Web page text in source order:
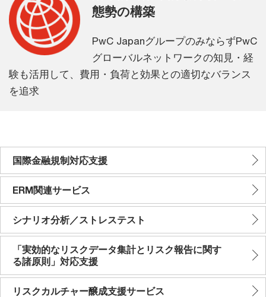
態勢の構築
PwC JapanグループのみならずPwC
グローバルネットワークの知見・経
験も活用して、費用・負荷と効果との適切なバランス
を追求
国際金融規制対応支援
ERM関連サービス
シナリオ分析／ストレステスト
「実効的なリスクデータ集計とリスク報告に関す
る諸原則」対応支援
リスクカルチャー醸成支援サービス